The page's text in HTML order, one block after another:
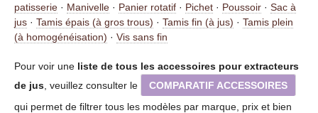
patisserie · Manivelle · Panier rotatif · Pichet · Poussoir · Sac à
jus · Tamis épais (à gros trous) · Tamis fin (à jus) · Tamis plein
(à homogénéisation) · Vis sans fin
Pour voir une liste de tous les accessoires pour extracteurs
de jus , veuillez consulter le
COMPARATIF ACCESSOIRES
qui permet de filtrer tous les modèles par marque, prix et bien